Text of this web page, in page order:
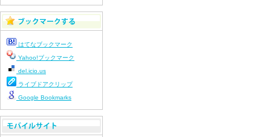
はてなブックマーク
Yahoo!ブックマーク
del.icio.us
ライブドアクリップ
Google Bookmarks